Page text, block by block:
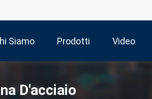
Siamo Prodotti Video
D'acciaio